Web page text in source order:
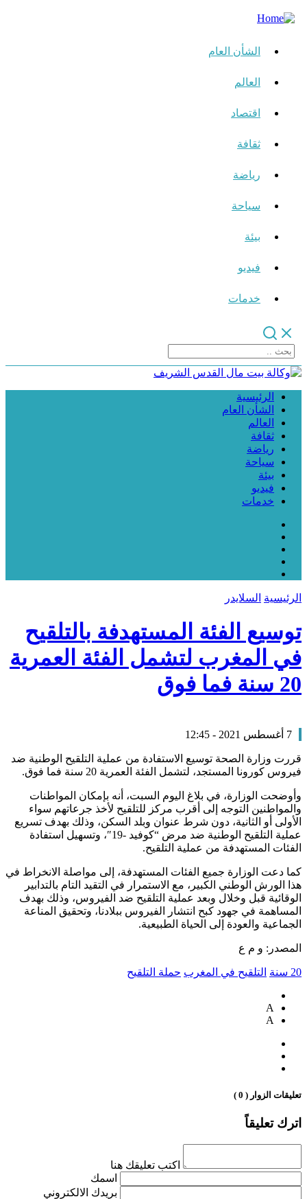
الشأن العام
العالم
اقتصاد
ثقافة
رياضة
سياحة
بيئة
فيديو
خدمات
الرئيسية
الشأن العام
العالم
ثقافة
رياضة
سياحة
بيئة
فيديو
خدمات
الرئيسية السلايدر
توسيع الفئة المستهدفة بالتلقيح
في المغرب لتشمل الفئة العمرية
20 سنة فما فوق
7 أغسطس 2021 - 12:45
قررت وزارة الصحة توسيع الاستفادة من عملية التلقيح الوطنية ضد
فيروس كورونا المستجد، لتشمل الفئة العمرية 20 سنة فما فوق.
وأوضحت الوزارة، في بلاغ اليوم السبت، أنه بإمكان المواطنات
والمواطنين التوجه إلى أقرب مركز للتلقيح لأخذ جرعاتهم سواء
الأولى أو الثانية، دون شرط عنوان وبلد السكن، وذلك بهدف تسريع
عملية التلقيح الوطنية ضد مرض “كوفيد -19″، وتسهيل استفادة
الفئات المستهدفة من عملية التلقيح.
كما دعت الوزارة جميع الفئات المستهدفة، إلى مواصلة الانخراط في
هذا الورش الوطني الكبير، مع الاستمرار في التقيد التام بالتدابير
الوقائية قبل وخلال وبعد عملية التلقيح ضد الفيروس، وذلك بهدف
المساهمة في جهود كبح انتشار الفيروس ببلادنا، وتحقيق المناعة
الجماعية والعودة إلى الحياة الطبيعية.
المصدر: و م ع
20 سنة التلقيح في المغرب حملة التلقيح
A
A
تعليقات الزوار ( 0 )
اترك تعليقاً
اكتب تعليقك هنا
اسمك
بريدك الالكتروني